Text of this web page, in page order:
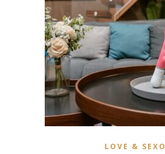
LOVE & SEXO